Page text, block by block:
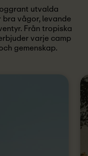
utvalda
vågor, levande
Från tropiska
varje camp
gemenskap.